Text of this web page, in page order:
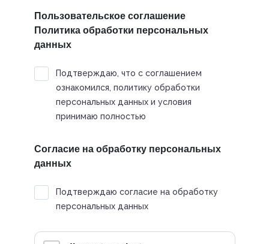
Пользовательское соглашение
Политика обработки персональных
данных
Подтверждаю, что с соглашением
ознакомился, политику обработки
персональных данных и условия
принимаю полностью
Согласие на обработку персональных
данных
Подтверждаю согласие на обработку
персональных данных